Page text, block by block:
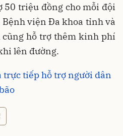
50 triệu đồng cho mỗi đội
Bệnh viện Đa khoa tỉnh và
hỗ trợ thêm kinh phí
lên đường.
trực tiếp hỗ trợ người dân